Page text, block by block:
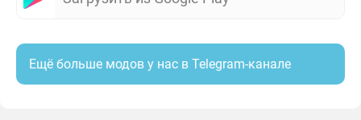
Ещё больше модов у нас в Telegram-канале